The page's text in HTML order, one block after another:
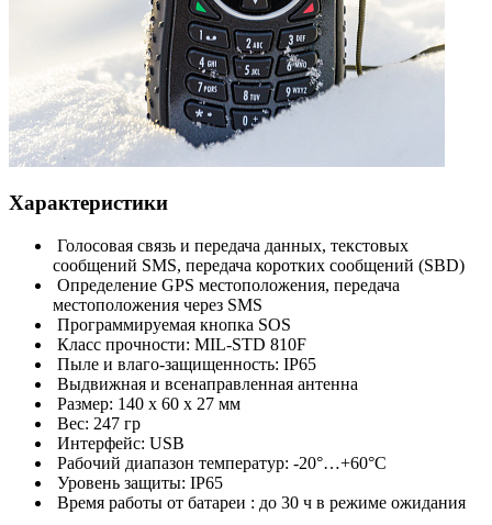
Характеристики
Голосовая связь и передача данных, текстовых
сообщений SMS, передача коротких сообщений (SBD)
Определение GPS местоположения, передача
местоположения через SMS
Программируемая кнопка SOS
Класс прочности: MIL-STD 810F
Пыле и влаго-защищенность: IP65
Выдвижная и всенаправленная антенна
Размер: 140 x 60 x 27 мм
Вес: 247 гр
Интерфейс: USB
Рабочий диапазон температур: -20°…+60°С
Уровень защиты: IP65
Время работы от батареи : до 30 ч в режиме ожидания